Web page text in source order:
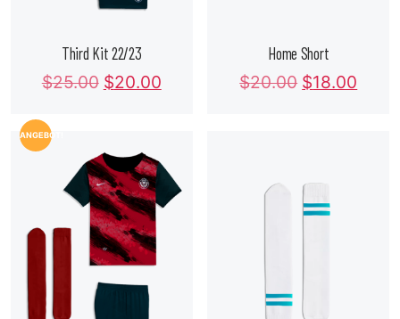
Third Kit 22/23
$25.00 $20.00
Home Short
$20.00 $18.00
ANGEBOT!